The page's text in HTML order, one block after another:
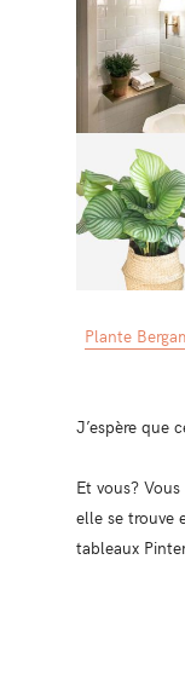
Plante
J’espère que
Et vous?
elle se trouve
tableaux